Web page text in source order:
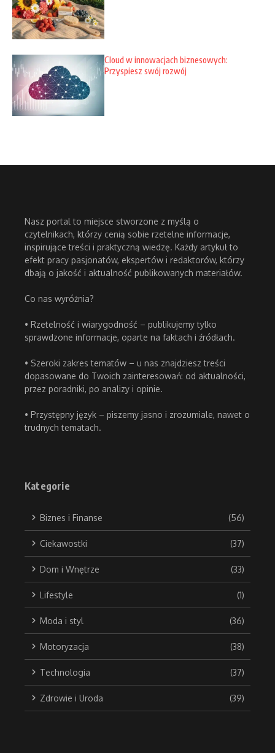
Cloud w innowacjach biznesowych:
Przyspiesz swój rozwój
Nasz portal to miejsce stworzone z myślą o
czytelnikach, którzy cenią sobie rzetelne informacje,
inspirujące treści i praktyczną wiedzę. Każdy artykuł to
efekt pracy pasjonatów, ekspertów i redaktorów, którzy
dbają o jakość i aktualność publikowanych materiałów.
Co nas wyróżnia?
• Rzetelność i wiarygodność – publikujemy tylko
sprawdzone informacje, oparte na faktach i źródłach.
• Szeroki zakres tematów – u nas znajdziesz treści
dopasowane do Twoich zainteresowań: od aktualności,
przez poradniki, po analizy i opinie.
• Przystępny język – piszemy jasno i zrozumiale, nawet o
trudnych tematach.
Kategorie
Biznes i Finanse (56)
Ciekawostki (37)
Dom i Wnętrze (33)
Lifestyle (1)
Moda i styl (36)
Motoryzacja (38)
Technologia (37)
Zdrowie i Uroda (39)